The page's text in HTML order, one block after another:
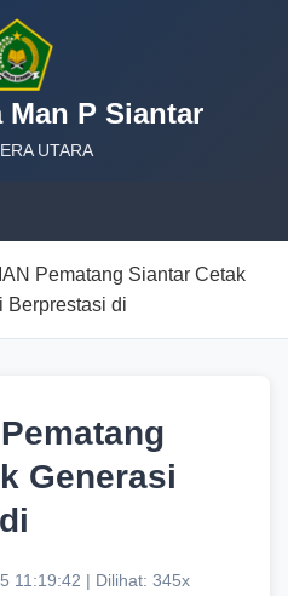
Man P Siantar
UTARA
Pematang Siantar Cetak
Berprestasi di
Generasi
11:19:42 | Dilihat: 345x